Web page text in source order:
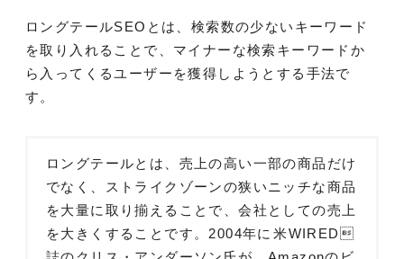
ロングテールSEOとは、検索数の少ないキーワード
を取り入れることで、マイナーな検索キーワードか
ら入ってくるユーザーを獲得しようとする手法で
す。
ロングテールとは、売上の高い一部の商品だけ
でなく、ストライクゾーンの狭いニッチな商品
を大量に取り揃えることで、会社としての売上
を大きくすることです。2004年に米WIRED